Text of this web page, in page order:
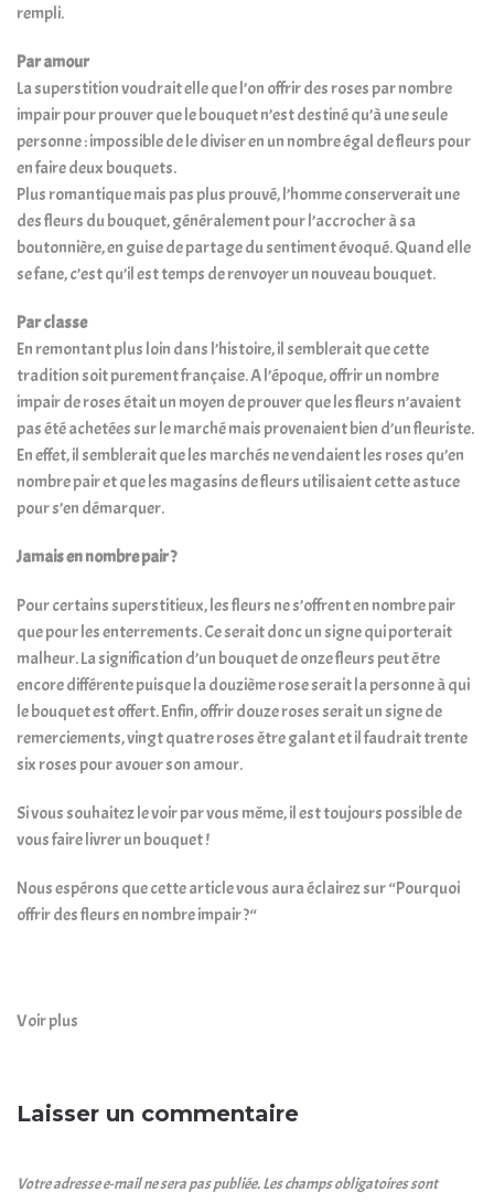
rempli.
Par amour
La superstition voudrait elle que l’on offrir des roses par nombre
impair pour prouver que le bouquet n’est destiné qu’à une seule
personne : impossible de le diviser en un nombre égal de fleurs pour
en faire deux bouquets.
Plus romantique mais pas plus prouvé, l’homme conserverait une
des fleurs du bouquet, généralement pour l’accrocher à sa
boutonnière, en guise de partage du sentiment évoqué. Quand elle
se fane, c’est qu’il est temps de renvoyer un nouveau bouquet.
Par classe
En remontant plus loin dans l’histoire, il semblerait que cette
tradition soit purement française. A l’époque, offrir un nombre
impair de roses était un moyen de prouver que les fleurs n’avaient
pas été achetées sur le marché mais provenaient bien d’un fleuriste.
En effet, il semblerait que les marchés ne vendaient les roses qu’en
nombre pair et que les magasins de fleurs utilisaient cette astuce
pour s’en démarquer.
Jamais en nombre pair ?
Pour certains superstitieux, les fleurs ne s’offrent en nombre pair
que pour les enterrements. Ce serait donc un signe qui porterait
malheur. La signification d’un bouquet de onze fleurs peut être
encore différente puisque la douzième rose serait la personne à qui
le bouquet est offert. Enfin, offrir douze roses serait un signe de
remerciements, vingt quatre roses être galant et il faudrait trente
six roses pour avouer son amour.
Si vous souhaitez le voir par vous même, il est toujours possible de
vous faire livrer un bouquet !
Nous espérons que cette article vous aura éclairez sur “Pourquoi
offrir des fleurs en nombre impair ?“
Voir plus
Laisser un commentaire
Votre adresse e-mail ne sera pas publiée.Les champs obligatoires sont